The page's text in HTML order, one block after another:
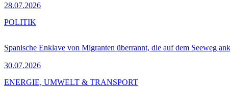
28.07.2026
Spanische Enklave von Migranten überrannt, die auf dem Seeweg
30.07.2026
POLITIK
ENERGIE, UMWELT & TRANSPORT